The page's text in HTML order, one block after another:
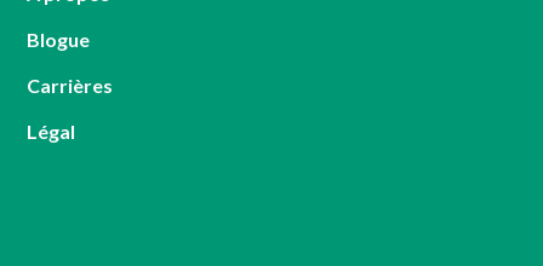
Blogue
Carrières
Légal